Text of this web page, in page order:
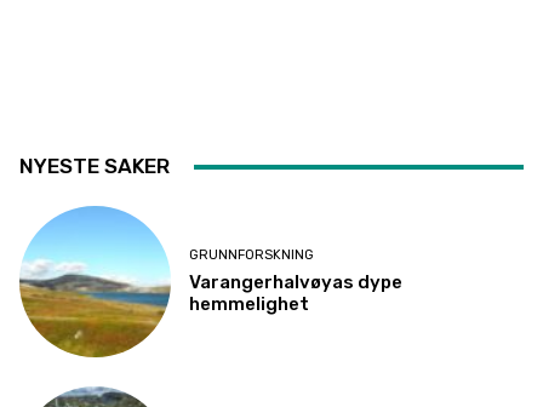
NYESTE SAKER
GRUNNFORSKNING
Varangerhalvøyas dype
hemmelighet